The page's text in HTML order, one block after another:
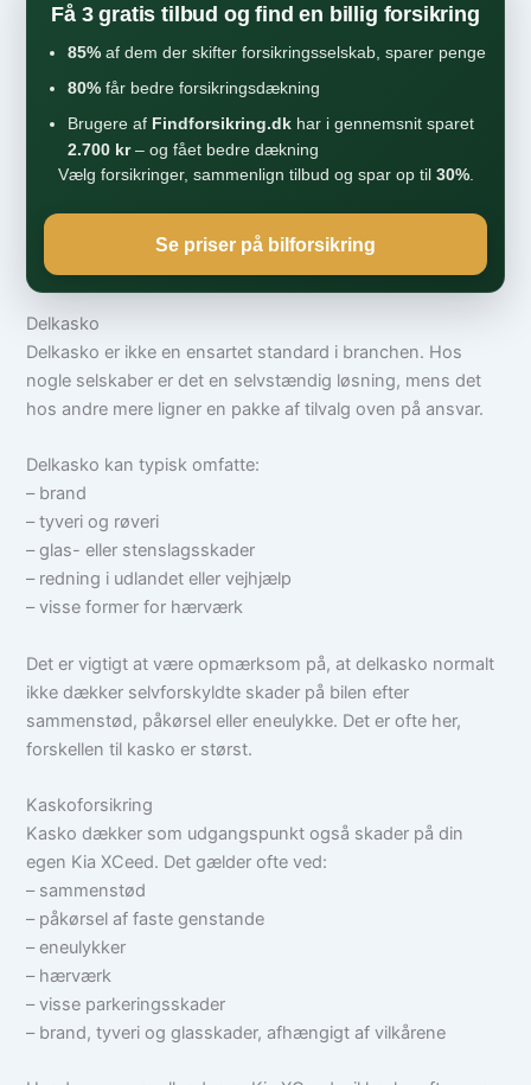
Få 3 gratis tilbud og find en billig forsikring
85% af dem der skifter forsikringsselskab, sparer penge
80% får bedre forsikringsdækning
Brugere af Findforsikring.dk har i gennemsnit sparet
2.700 kr– og fået bedre dækning
Vælg forsikringer, sammenlign tilbud og spar op til 30%.
Se priser på bilforsikring
Delkasko
Delkasko er ikke en ensartet standard i branchen. Hos
nogle selskaber er det en selvstændig løsning, mens det
hos andre mere ligner en pakke af tilvalg oven på ansvar.
Delkasko kan typisk omfatte:
– brand
– tyveri og røveri
– glas- eller stenslagsskader
– redning i udlandet eller vejhjælp
– visse former for hærværk
Det er vigtigt at være opmærksom på, at delkasko normalt
ikke dækker selvforskyldte skader på bilen efter
sammenstød, påkørsel eller eneulykke. Det er ofte her,
forskellen til kasko er størst.
Kaskoforsikring
Kasko dækker som udgangspunkt også skader på din
egen Kia XCeed. Det gælder ofte ved:
– sammenstød
– påkørsel af faste genstande
– eneulykker
– hærværk
– visse parkeringsskader
– brand, tyveri og glasskader, afhængigt af vilkårene